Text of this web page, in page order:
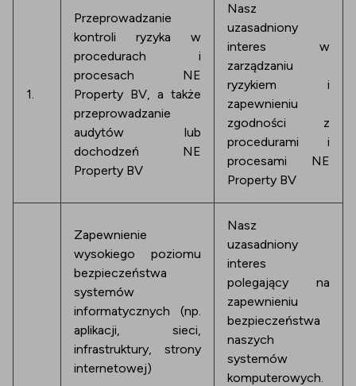
1.
Przeprowadzanie
kontroli ryzyka w
procedurach i
procesach NE
Property BV, a także
przeprowadzanie
audytów lub
dochodzeń NE
Property BV
Nasz
uzasadniony
interes w
zarządzaniu
ryzykiem i
zapewnieniu
zgodności z
procedurami i
procesami NE
Property BV
Zapewnienie
wysokiego poziomu
bezpieczeństwa
systemów
informatycznych (np.
aplikacji, sieci,
infrastruktury, strony
internetowej)
Nasz
uzasadniony
interes
polegający na
zapewnieniu
bezpieczeństwa
naszych
systemów
komputerowych.